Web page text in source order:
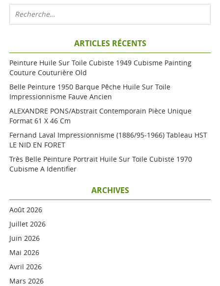
ARTICLES RÉCENTS
Peinture Huile Sur Toile Cubiste 1949 Cubisme Painting
Couture Couturière Old
Belle Peinture 1950 Barque Pêche Huile Sur Toile
Impressionnisme Fauve Ancien
ALEXANDRE PONS/Abstrait Contemporain Pièce Unique
Format 61 X 46 Cm
Fernand Laval Impressionnisme (1886/95-1966) Tableau HST
LE NID EN FORET
Très Belle Peinture Portrait Huile Sur Toile Cubiste 1970
Cubisme A Identifier
ARCHIVES
Août 2026
Juillet 2026
Juin 2026
Mai 2026
Avril 2026
Mars 2026